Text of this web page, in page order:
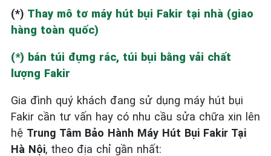
(*) Thay mô tơ máy hút bụi Fakir tại nhà (giao
hàng toàn quốc)
(*) bán túi đựng rác, túi bụi bằng vải chất
lượng Fakir
Gia đình quý khách đang sử dụng máy hút bụi
Fakir cần tư vấn hay có nhu cầu sửa chữa xin lên
hệ Trung Tâm Bảo Hành Máy Hút Bụi Fakir Tại
Hà Nội, theo địa chỉ gần nhất: